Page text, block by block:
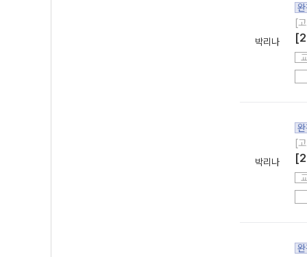
박리나
[
박리나
[